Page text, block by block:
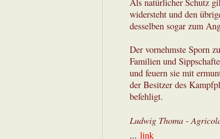
Als natürlicher Schutz
widersteht und den
desselben sogar zum
Der vornehmste Sporn
Familien und
und feuern sie mit
der Besitzer des
befehligt.
Ludwig Thoma -
... link